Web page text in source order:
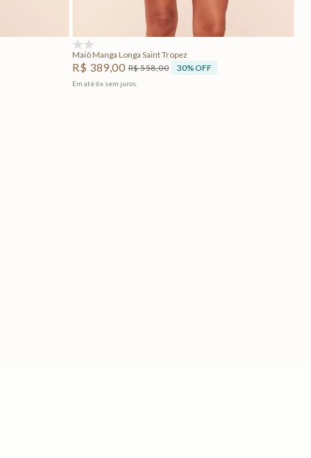
Adicionar na sacola
Maiô Manga Longa Saint Tropez
R$ 389,00 R$558,00 30% OFF
Em até6x sem juros